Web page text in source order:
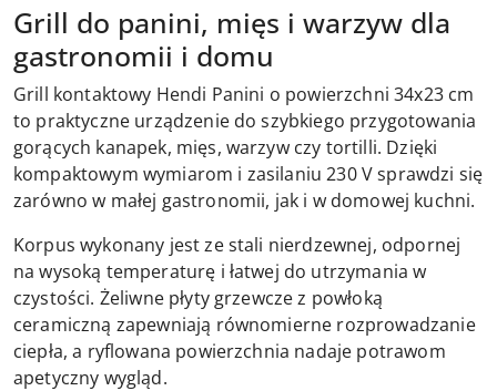
Grill do panini, mięs i warzyw dla
gastronomii i domu
Grill kontaktowy Hendi Panini o powierzchni 34x23 cm
to praktyczne urządzenie do szybkiego przygotowania
gorących kanapek, mięs, warzyw czy tortilli. Dzięki
kompaktowym wymiarom i zasilaniu 230 V sprawdzi się
zarówno w małej gastronomii, jak i w domowej kuchni.
Korpus wykonany jest ze stali nierdzewnej, odpornej
na wysoką temperaturę i łatwej do utrzymania w
czystości. Żeliwne płyty grzewcze z powłoką
ceramiczną zapewniają równomierne rozprowadzanie
ciepła, a ryflowana powierzchnia nadaje potrawom
apetyczny wygląd.